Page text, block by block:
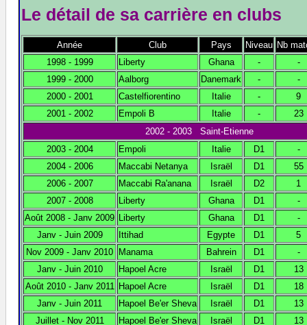
Le détail de sa carrière en clubs
Année Club Pays Niveau Nb
1998 - 1999
Liberty Ghana -
-
1999 - 2000
Aalborg Danemark -
-
2000 - 2001
Castelfiorentino Italie -
9
2001 - 2002
Empoli B Italie -
23
2002 - 2003 Saint-Etienne
2003 - 2004
Empoli Italie D1
-
2004 - 2006
Maccabi Netanya Israël D1
55
2006 - 2007
Maccabi Ra'anana Israël D2
1
2007 - 2008
Liberty Ghana D1
-
Août 2008 - Janv 2009 Liberty Ghana D1
-
Janv - Juin 2009
Ittihad Egypte D1
5
Nov 2009 - Janv 2010 Manama Bahrein D1
-
Janv - Juin 2010
Hapoel Acre Israël D1
13
Août 2010 - Janv 2011 Hapoel Acre Israël D1
18
Janv - Juin 2011
Hapoel Be'er Sheva Israël D1
13
Juillet - Nov 2011
Hapoel Be'er Sheva Israël D1 13